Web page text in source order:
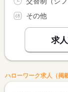
その他
求
ハローワーク求人（掲